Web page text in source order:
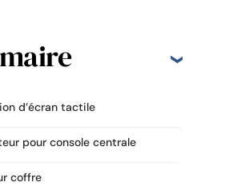
d’écran tactile
pour console centrale
coffre